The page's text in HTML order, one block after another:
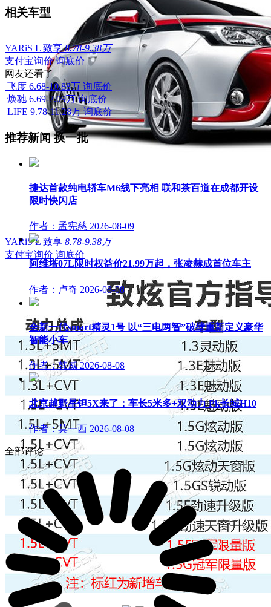
YARiS L 致享 8.78-9.38万
支付宝询价 询底价
相关车型
YARiS L 致享 8.78-9.38万
支付宝询价 询底价
网友还看了
飞度 6.68-10.88万 询底价
焕驰 6.69-7.09万 询底价
LIFE 9.78-11.28万 询底价
推荐新闻换一批
捷达首款纯电轿车M6线下亮相 联和茶百道在成都开设
限时快闪店
作者：孟宪慈 2026-08-09
阿维塔07L限时权益价21.99万起，张凌赫成首位车主
作者：卢奇 2026-08-08
全新一代smart精灵1号 以“三电两智”破壁重新定义豪华
智能小车
作者：韩威 2026-08-08
北京越野星钽5X来了：车长5米多+双动力 Pk长城H10
作者：莫一西 2026-08-08
全部评论